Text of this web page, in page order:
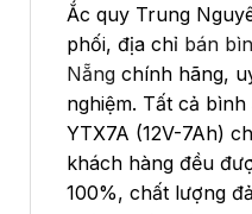
Ắc quy Trung
phối, địa chỉ bán
Nẵng chính hãng,
nghiệm. Tất cả
YTX7A (12V-7Ah)
khách hàng đều
100%, chất lượng